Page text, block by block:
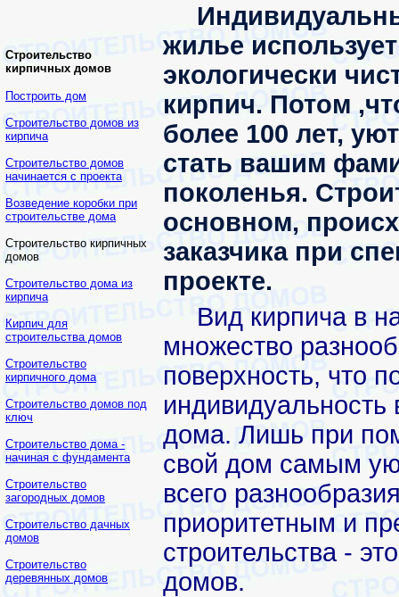
Строительство
кирпичных домов
Построить дом
Строительство домов из
кирпича
Строительство домов
начинается с проекта
Возведение коробки при
строительстве дома
Строительство кирпичных
домов
Строительство дома из
кирпича
Кирпич для
строительства домов
Строительство
кирпичного дома
Строительство домов под
ключ
Строительство дома -
начиная с фундамента
Строительство
загородных домов
Строительство дачных
домов
Строительство
деревянных домов
жилье
экологически
кирпич. Потом
более 100 лет,
стать вашим
поколенья.
основном,
заказчика при
проекте.
Вид кирпича в
множество
поверхность, что
индивидуальность
дома. Лишь при
свой дом самым
всего
приоритетным и
строительства -
домов.